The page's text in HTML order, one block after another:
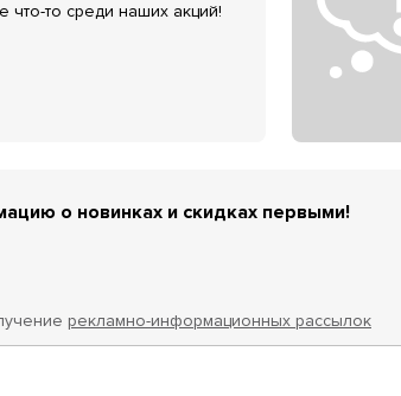
то среди наших акций!
о новинках и скидках первыми!
рекламно-информационных рассылок